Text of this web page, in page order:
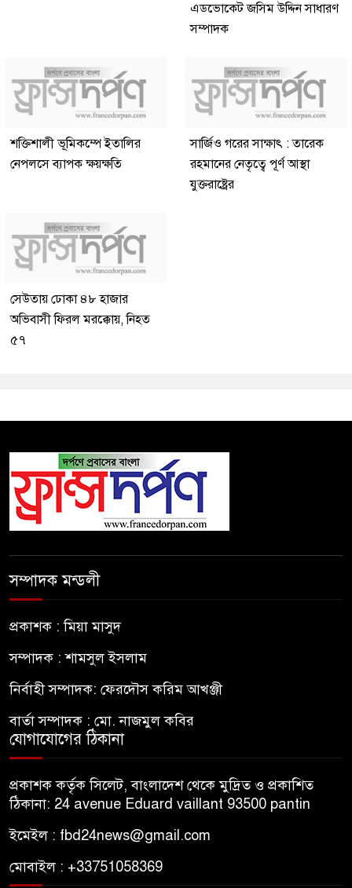
এডভোকেট জসিম উদ্দিন সাধারণ
সম্পাদক
শক্তিশালী ভূমিকম্পে ইতালির
নেপলসে ব্যাপক ক্ষয়ক্ষতি
সার্জিও গরের সাক্ষাৎ : তারেক
রহমানের নেতৃত্বে পূর্ণ আস্থা
যুক্তরাষ্ট্রের
সেউতায় ঢোকা ৪৮ হাজার
অভিবাসী ফিরল মরক্কোয়, নিহত
৫৭
সম্পাদক মন্ডলী
প্রকাশক : মিয়া মাসুদ
সম্পাদক : শামসুল ইসলাম
নির্বাহী সম্পাদক: ফেরদৌস করিম আখঞ্জী
বার্তা সম্পাদক : মো. নাজমুল কবির
যোগাযোগের ঠিকানা
প্রকাশক কর্তৃক সিলেট, বাংলাদেশ থেকে মুদ্রিত ও প্রকাশিত
ঠিকানা: 24 avenue Eduard vaillant 93500 pantin
ইমেইল : fbd24news@gmail.com
মোবাইল : +33751058369